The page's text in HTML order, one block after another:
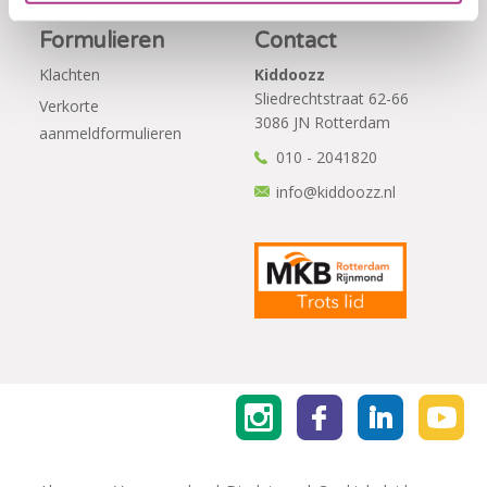
Formulieren
Klachten
Verkorte
aanmeldformulieren
Contact
Kiddoozz
Sliedrechtstraat 62-66
3086 JN Rotterdam
010 - 2041820
info@kiddoozz.nl